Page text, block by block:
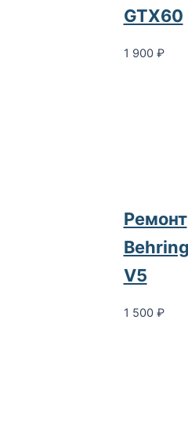
GTX60
1 900 ₽
Ремонт
V5
1 500 ₽